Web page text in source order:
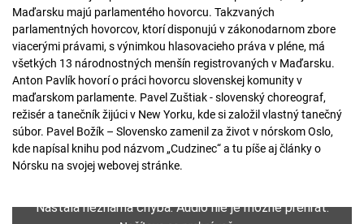
Maďarsku majú parlamentého hovorcu. Takzvaných
parlamentných hovorcov, ktorí disponujú v zákonodarnom zbore
viacerými právami, s výnimkou hlasovacieho práva v pléne, má
všetkých 13 národnostných menšín registrovaných v Maďarsku.
Anton Pavlík hovorí o práci hovorcu slovenskej komunity v
maďarskom parlamente. Pavel Zuštiak - slovenský choreograf,
režisér a tanečník žijúci v New Yorku, kde si založil vlastný tanečný
súbor. Pavel Božík – Slovensko zamenil za život v nórskom Oslo,
kde napísal knihu pod názvom „Cudzinec“ a tu píše aj články o
Nórsku na svojej webovej stránke.